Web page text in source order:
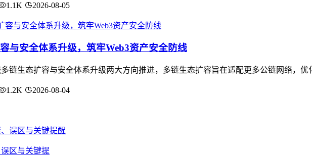
1.1K 2026-08-05
与安全体系升级，筑牢Web3资产安全防线
链生态扩容与安全体系升级两大方向推进，多链生态扩容旨在适配更多公链网络，
1.2K 2026-08-04
区与关键提